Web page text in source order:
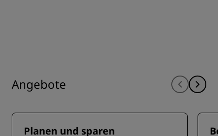
Angebote
Planen und sparen